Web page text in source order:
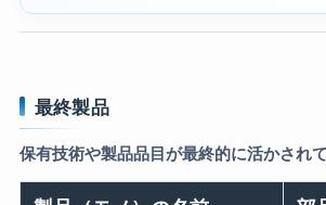
最終製品
保有技術や製品品目が最終的に活かされ